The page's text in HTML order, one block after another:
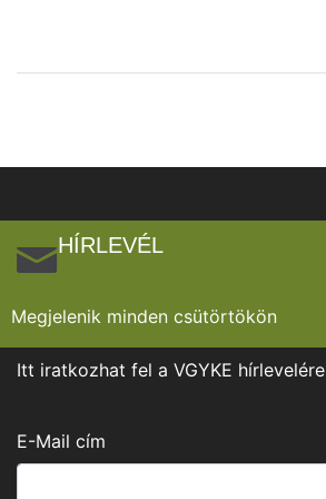
HÍRLEVÉL
Megjelenik minden csütörtökön
Itt iratkozhat fel a VGYKE hírlevelére
E-Mail cím